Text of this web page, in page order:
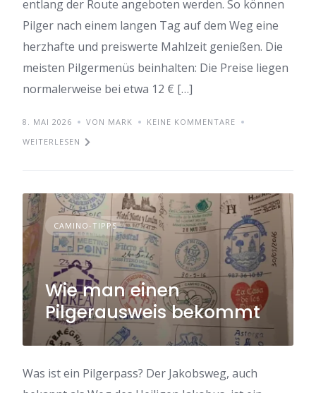
entlang der Route angeboten werden. So können
Pilger nach einem langen Tag auf dem Weg eine
herzhafte und preiswerte Mahlzeit genießen. Die
meisten Pilgermenüs beinhalten: Die Preise liegen
normalerweise bei etwa 12 € […]
8. MAI 2026 VON MARK
KEINE KOMMENTARE
WEITERLESEN
CAMINO-TIPPS
Wie man einen
Pilgerausweis bekommt
Was ist ein Pilgerpass? Der Jakobsweg, auch